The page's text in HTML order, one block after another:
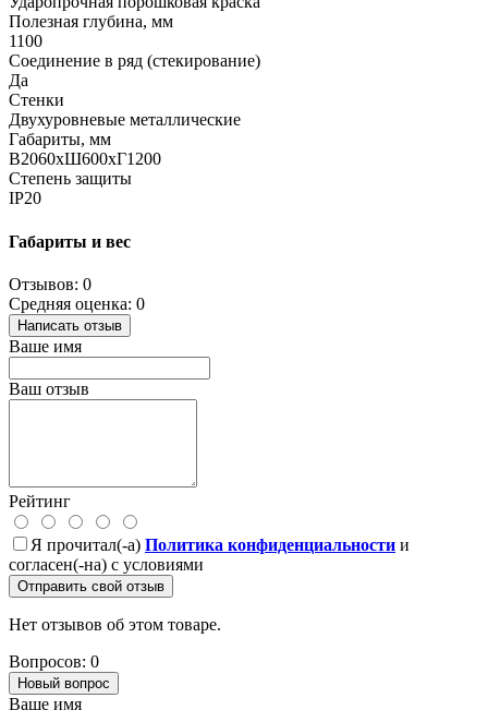
Полезная глубина, мм
1100
Соединение в ряд (стекирование)
Да
Стенки
Двухуровневые металлические
Габариты, мм
В2060хШ600хГ1200
Степень защиты
IP20
Габариты и вес
Отзывов: 0
Средняя оценка: 0
Написать отзыв
Ваше имя
Ваш отзыв
Рейтинг
Я прочитал(-а) Политика конфиденциальности и
согласен(-на) с условиями
Отправить свой отзыв
Нет отзывов об этом товаре.
Вопросов: 0
Новый вопрос
Ваше имя